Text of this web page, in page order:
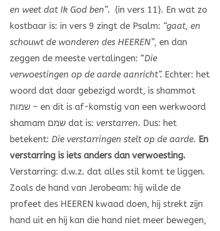
en weet dat Ik God ben”. {in vers 11}. En wat zo
kostbaar is: in vers 9 zingt de Psalm: “gaat, en
schouwt de wonderen des HEEREN”, en dan
zeggen de meeste vertalingen: “Die
verwoestingen op de aarde aanricht”. Echter: het
woord dat daar gebezigd wordt, is shammot
שמות – en dit is af-komstig van een werkwoord
shamam שמם dat is: verstarren. Dus: het
betekent: Die verstarringen stelt op de aarde. En
verstarring is iets anders dan verwoesting.
Verstarring: d.w.z. dat alles stil komt te liggen.
Zoals de hand van Jerobeam: hij wilde de
profeet des HEEREN kwaad doen, hij strekt zijn
hand uit en hij kan die hand niet meer bewegen,